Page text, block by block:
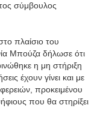
σύμβουλος
πλαίσιο του
Μπούζα δήλωσε ότι
η μη στήριξη
έχουν γίνει και με
προκειμένου
που θα στηρίξει